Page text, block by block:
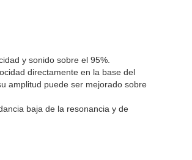
y sonido sobre el 95%.
directamente en la base del
amplitud puede ser mejorado sobre
baja de la resonancia y de